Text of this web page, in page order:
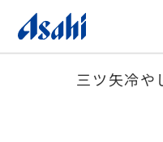
三ツ矢冷や